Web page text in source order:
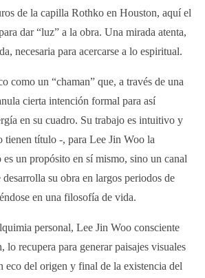
de la capilla Rothko en Houston, aquí el
dar “luz” a la obra. Una mirada atenta,
necesaria para acercarse a lo espiritual.
como un “chaman” que, a través de una
cierta intención formal para así
en su cuadro. Su trabajo es intuitivo y
tienen título -, para Lee Jin Woo la
un propósito en sí mismo, sino un canal
su obra en largos periodos de
en una filosofía de vida.
personal, Lee Jin Woo consciente
lo recupera para generar paisajes visuales
eco del origen y final de la existencia del